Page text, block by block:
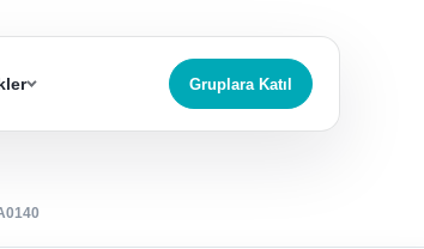
Gruplara Katıl